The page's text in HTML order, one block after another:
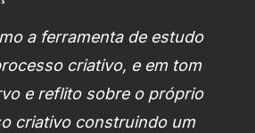
a ferramenta de estudo
criativo, e em tom
e reflito sobre o próprio
criativo construindo um